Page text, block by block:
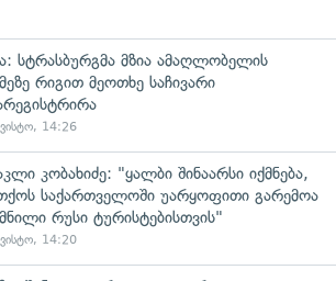
სტრასბურგმა მზია ამაღლობელის
რიგით მეოთხე საჩივარი
14:26
კობახიძე: "ყალბი შინაარსი იქმნება,
საქართველოში უარყოფითი გარემოა
რუსი ტურისტებისთვის"
14:20